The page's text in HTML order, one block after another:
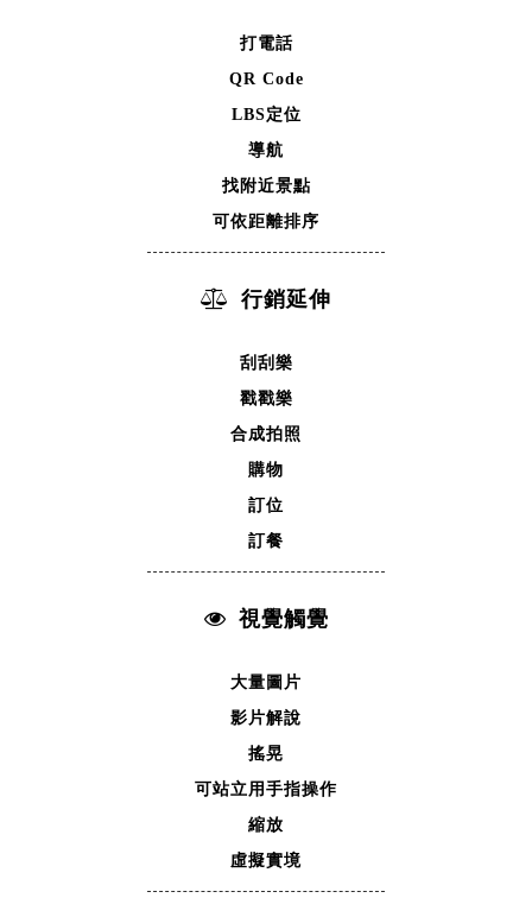
打電話
QR Code
LBS定位
導航
找附近景點
可依距離排序
行銷延伸
刮刮樂
戳戳樂
合成拍照
購物
訂位
訂餐
視覺觸覺
大量圖片
影片解說
搖晃
可站立用手指操作
縮放
虛擬實境